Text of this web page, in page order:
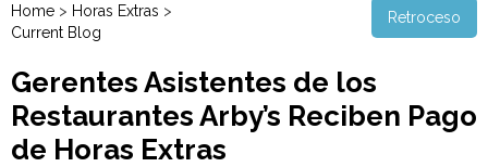
Home > Horas Extras >
Current Blog
Retroceso
Gerentes Asistentes de los
Restaurantes Arby’s Reciben Pago
de Horas Extras